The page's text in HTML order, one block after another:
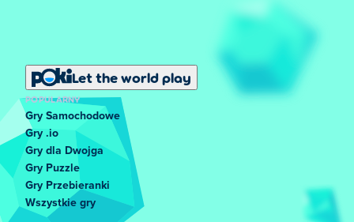
Let the world play
POPULARNY
Gry Samochodowe
Gry .io
Gry dla Dwojga
Gry Puzzle
Gry Przebieranki
Wszystkie gry